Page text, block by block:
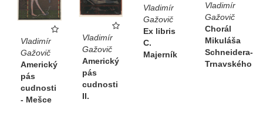
Vladimír
Gažovič
Chorál
Mikuláša
Schneidera-
Trnavského
Vladimír
Gažovič
Ex libris
C.
Majerník
Vladimír
Gažovič
Americký
pás
cudnosti
II.
Vladimír
Gažovič
Americký
pás
cudnosti
- Mešce